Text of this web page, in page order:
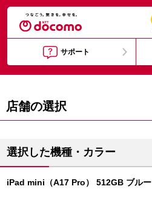
サポート
店舗の選択
選択した機種・カラー
iPad mini（A17 Pro） 512GB ブルー